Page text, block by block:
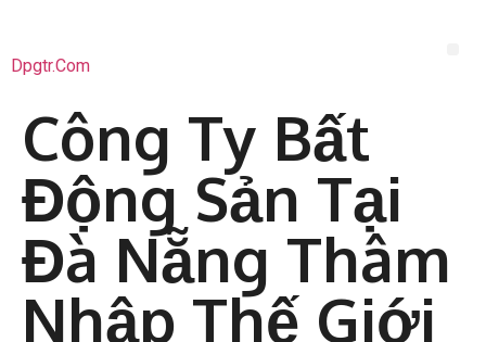
Dpgtr.com
Công Ty Bất
Động Sản Tại
Đà Nẵng Thâm
Nhập Thế Giới